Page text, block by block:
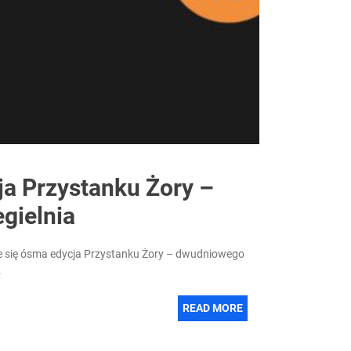
Przystanku Żory –
ósma edycja Przystanku Żory – dwudniowego
READ MORE